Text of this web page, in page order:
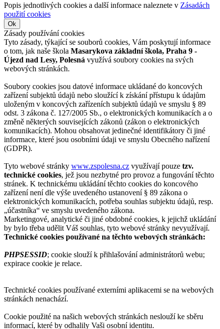
Popis jednotlivých cookies a další informace naleznete v Zásadách
použití cookies
Ok
Zásady používání cookies
Tyto zásady, týkající se souborů cookies, Vám poskytují informace
o tom, jak naše škola Masarykova základní škola, Praha 9 -
Újezd nad Lesy, Polesná využívá soubory cookies na svých
webových stránkách.
Soubory cookies jsou datové informace ukládané do koncových
zařízení subjektů údajů nebo sloužící k získání přístupu k údajům
uloženým v koncových zařízeních subjektů údajů ve smyslu § 89
odst. 3 zákona č. 127/2005 Sb., o elektronických komunikacích a o
změně některých souvisejících zákonů (zákon o elektronických
komunikacích). Mohou obsahovat jedinečné identifikátory či jiné
informace, které jsou osobními údaji ve smyslu Obecného nařízení
(GDPR).
Tyto webové stránky www.zspolesna.cz využívají pouze tzv.
technické cookies, jež jsou nezbytné pro provoz a fungování těchto
stránek. K technickému ukládání těchto cookies do koncového
zařízení není dle výše uvedeného ustanovení § 89 zákona o
elektronických komunikacích, potřeba souhlas subjektu údajů, resp.
„účastníka“ ve smyslu uvedeného zákona.
Marketingové, analytické či jiné obdobné cookies, k jejichž ukládání
by bylo třeba udělit Váš souhlas, tyto webové stránky nevyužívají.
Technické cookies používané na těchto webových stránkách:
PHPSESSID; cookie slouží k přihlašování administrátorů webu;
expirace cookie je relace.
Technické cookies používané externími aplikacemi se na webových
stránkách nenachází.
Cookie použité na našich webových stránkách neslouží ke sběru
informací, které by odhalily Vaši osobní identitu.